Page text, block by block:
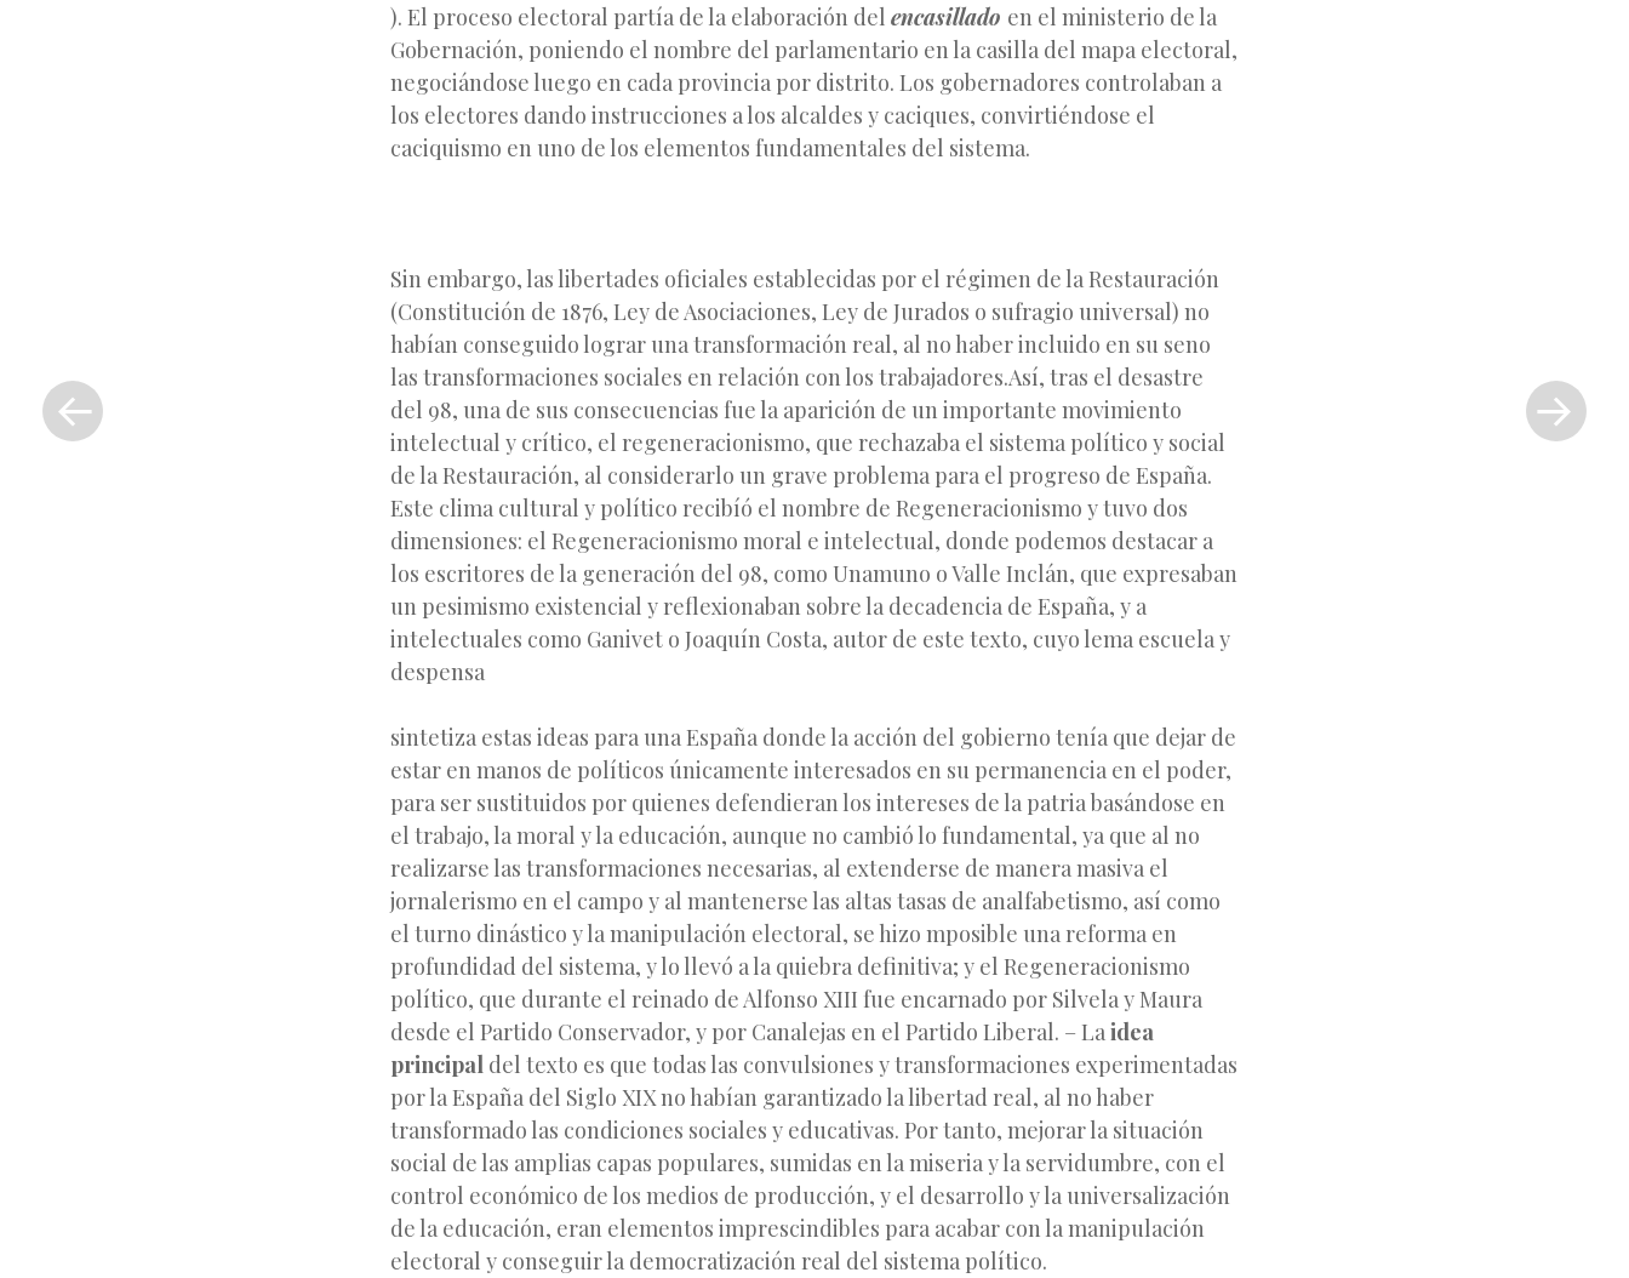
). El proceso electoral partía de la elaboración del encasillado en el ministerio de la
Gobernación, poniendo el nombre del parlamentario en la casilla del mapa electoral,
negociándose luego en cada provincia por distrito. Los gobernadores controlaban a
los electores dando instrucciones a los alcaldes y caciques, convirtiéndose el
caciquismo en uno de los elementos fundamentales del sistema.
Sin embargo, las libertades oficiales establecidas por el régimen de la Restauración
(Constitución de 1876, Ley de Asociaciones, Ley de Jurados o sufragio universal) no
habían conseguido lograr una transformación real, al no haber incluido en su seno
las transformaciones sociales en relación con los trabajadores.Así, tras el desastre
del 98, una de sus consecuencias fue la aparición de un importante movimiento
intelectual y crítico, el regeneracionismo, que rechazaba el sistema político y social
de la Restauración, al considerarlo un grave problema para el progreso de España.
Este clima cultural y político recibíó el nombre de Regeneracionismo y tuvo dos
dimensiones: el Regeneracionismo moral e intelectual, donde podemos destacar a
los escritores de la generación del 98, como Unamuno o Valle Inclán, que expresaban
un pesimismo existencial y reflexionaban sobre la decadencia de España, y a
intelectuales como Ganivet o Joaquín Costa, autor de este texto, cuyo lema escuela y
despensa
sintetiza estas ideas para una España donde la acción del gobierno tenía que dejar de
estar en manos de políticos únicamente interesados en su permanencia en el poder,
para ser sustituidos por quienes defendieran los intereses de la patria basándose en
el trabajo, la moral y la educación, aunque no cambió lo fundamental, ya que al no
realizarse las transformaciones necesarias, al extenderse de manera masiva el
jornalerismo en el campo y al mantenerse las altas tasas de analfabetismo, así como
el turno dinástico y la manipulación electoral, se hizo mposible una reforma en
profundidad del sistema, y lo llevó a la quiebra definitiva; y el Regeneracionismo
político, que durante el reinado de Alfonso XIII fue encarnado por Silvela y Maura
desde el Partido Conservador, y por Canalejas en el Partido Liberal. – Laidea
principal del texto es que todas las convulsiones y transformaciones experimentadas
por la España del Siglo XIX no habían garantizado la libertad real, al no haber
transformado las condiciones sociales y educativas. Por tanto, mejorar la situación
social de las amplias capas populares, sumidas en la miseria y la servidumbre, con el
control económico de los medios de producción, y el desarrollo y la universalización
de la educación, eran elementos imprescindibles para acabar con la manipulación
electoral y conseguir la democratización real del sistema político.
Entrada
anterior
entrada